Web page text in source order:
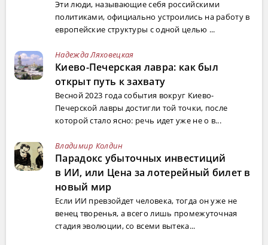
Эти люди, называющие себя российскими
политиками, официально устроились на работу в
европейские структуры с одной целью ...
Надежда Ляховецкая
Киево-Печерская лавра: как был
открыт путь к захвату
Весной 2023 года события вокруг Киево-
Печерской лавры достигли той точки, после
которой стало ясно: речь идет уже не о в...
Владимир Колдин
Парадокс убыточных инвестиций
в ИИ, или Цена за лотерейный билет в
новый мир
Если ИИ превзойдет человека, тогда он уже не
венец творенья, а всего лишь промежуточная
стадия эволюции, со всеми вытека...